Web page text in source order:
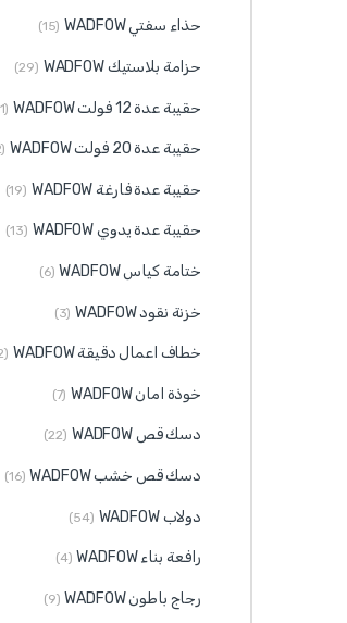
حذاء سفتي WADFOW (15)
حزامة بلاستيك WADFOW (29)
حقيبة عدة 12 فولت WADFOW (1)
حقيبة عدة 20 فولت WADFOW (2)
حقيبة عدة فارغة WADFOW (19)
حقيبة عدة يدوي WADFOW (13)
ختامة كياس WADFOW (6)
خزنة نقود WADFOW (3)
خطاف اعمال دقيقة WADFOW (2)
خوذة امان WADFOW (7)
دسك قص WADFOW (22)
دسك قص خشب WADFOW (16)
دولاب WADFOW (54)
رافعة بناء WADFOW (4)
رجاج باطون WADFOW (9)